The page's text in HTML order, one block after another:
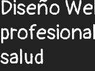
Diseño
salud